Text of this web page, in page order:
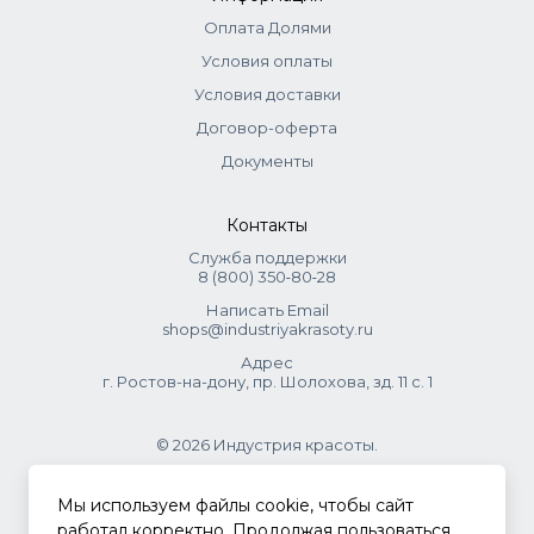
тонирования осветленных волос и 1:2 для обновления
цвета окрашенных). Нанести, распределить
эмульгирующей техникой. Выдержка до 20 минут.
Оплата Долями
Условия оплаты
Условия доставки
Договор-оферта
Документы
Контакты
Служба поддержки
8 (800) 350‑80‑28
Написать Email
shops@industriyakrasoty.ru
Адрес
г. Ростов-на-дону, пр. Шолохова, зд. 11 с. 1
© 2026 Индустрия красоты.
.
Мы используем файлы cookie, чтобы сайт